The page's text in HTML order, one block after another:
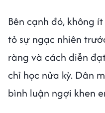
Bên cạnh đó, không
tỏ sự ngạc nhiên
ràng và cách diễn
chỉ học nửa kỳ. Dân
bình luận ngợi khen